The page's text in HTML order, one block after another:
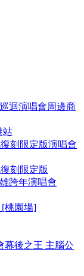
迴演唱會周邊商
站
刻限定版演唱會
刻限定版
跨年演唱會
[桃園場]
幕後之王 主腦公